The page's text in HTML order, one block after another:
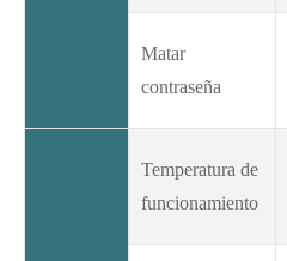
Matar
contraseña
Temperatura de
funcionamiento